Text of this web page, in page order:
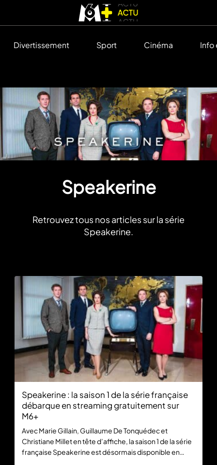
Divertissement Sport Cinéma Info
Speakerine
Retrouvez tous nos articles sur la série
Speakerine.
Speakerine : la saison 1 de la série française
débarque en streaming gratuitement sur
M6+
Avec Marie Gillain, Guillaume De Tonquédec et
Christiane Millet en tête d’affiche, la saison 1 de la série
française Speakerine est désormais disponible en